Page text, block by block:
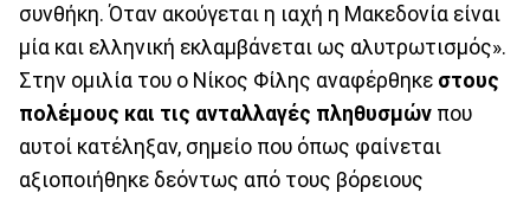
συνθήκη. Όταν ακούγεται η ιαχή η Μακεδονία είναι
μία και ελληνική εκλαμβάνεται ως αλυτρωτισμός».
Στην ομιλία του ο Νίκος Φίλης αναφέρθηκε στους
πολέμους και τις ανταλλαγές πληθυσμών που
αυτοί κατέληξαν, σημείο που όπως φαίνεται
αξιοποιήθηκε δεόντως από τους βόρειους